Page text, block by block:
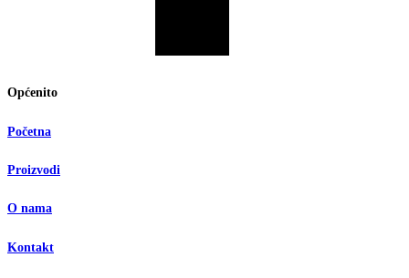
Općenito
Početna
Proizvodi
O nama
Kontakt